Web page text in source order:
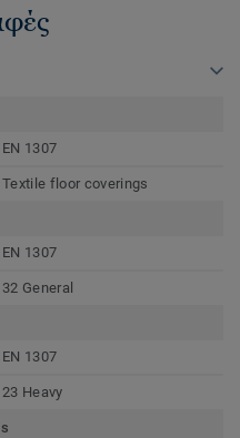
EN 1307
Textile floor coverings
EN 1307
32 General
EN 1307
23 Heavy